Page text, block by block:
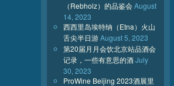
（Rebholz）的品鉴会August
14, 2023
西西里岛埃特纳（Etna）火山
舌尖半日游August 5, 2023
第20届月月会饮北京站品酒会
记录，一些有意思的酒July
30, 2023
ProWine Beijing 2023酒展里